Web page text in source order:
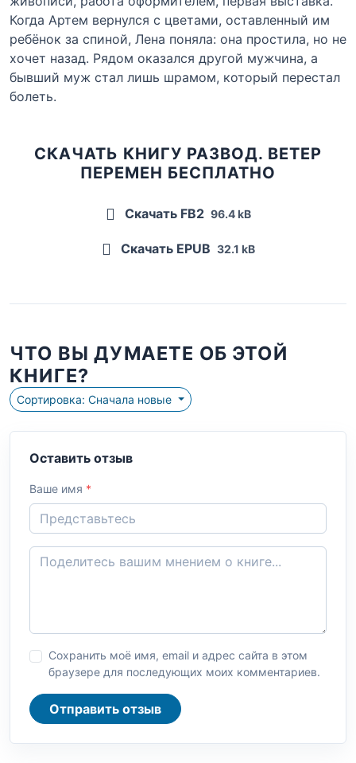
Когда Артем вернулся с цветами, оставленный им
ребёнок за спиной, Лена поняла: она простила, но не
хочет назад. Рядом оказался другой мужчина, а
бывший муж стал лишь шрамом, который перестал
болеть.
СКАЧАТЬ КНИГУ РАЗВОД. ВЕТЕР
ПЕРЕМЕН БЕСПЛАТНО
Скачать FB2 96.4 kB
Скачать EPUB 32.1 kB
ЧТО ВЫ ДУМАЕТЕ ОБ ЭТОЙ
КНИГЕ?
Сортировка: Сначала новые
Оставить отзыв
Ваше имя *
Сохранить моё имя, email и адрес сайта в этом
браузере для последующих моих комментариев.
Отправить отзыв